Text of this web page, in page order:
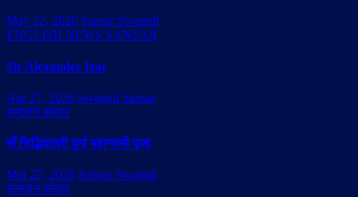
May 12, 2026 Sansar Swapnil
ENGLISH NEWS SANSAR
Sir Alexander Izat
Apr 27, 2026 Swapnil Sansar
सनातन संसार
माँ सिद्धिदात्री दुर्गा महानवमी पूजा
Mar 27, 2026 Sansar Swapnil
सनातन संसार